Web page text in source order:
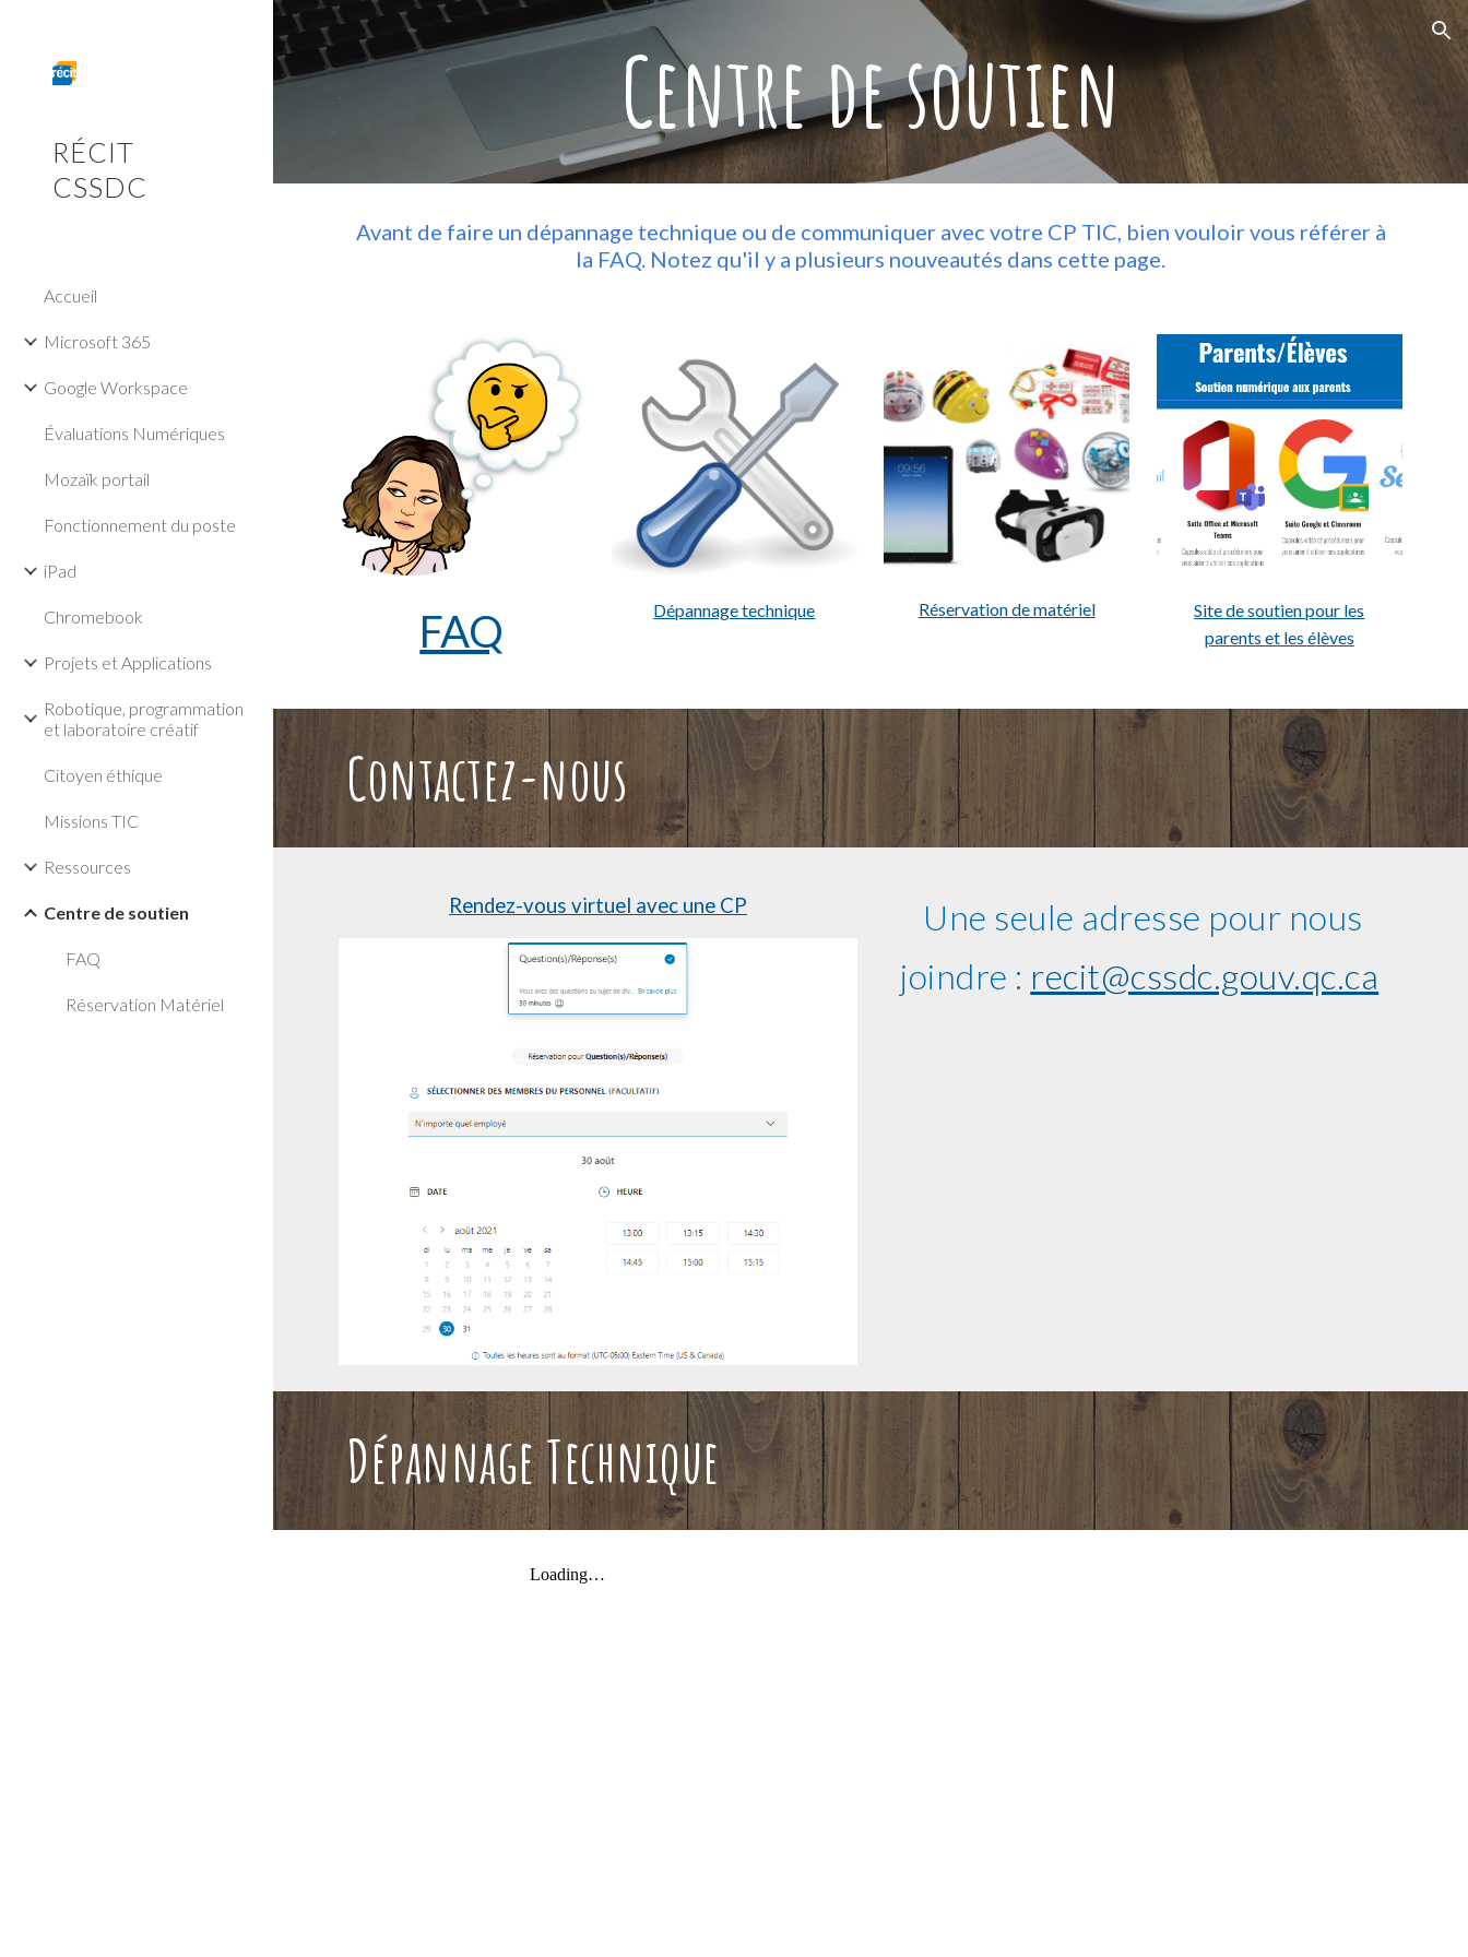
Skip to main content Skip to navigation
RÉCIT
CSSDC
Accueil
Microsoft 365
Google Workspace
Évaluations Numériques
Mozaïk portail
Fonctionnement du poste
iPad
Chromebook
Projets et Applications
Robotique, programmation
et laboratoire créatif
Citoyen éthique
Missions TIC
Ressources
Centre de soutien
FAQ
Réservation Matériel
Centre de soutien
Avant de faire un dépannage technique ou de communiquer avec votre CP TIC, bien vouloir vous référer à
la FAQ. Notez qu'il y a plusieurs nouveautés dans cette page.
FAQ Dépannage technique Réservation de matériel
Site de soutien pour les
parents et les élèves
Contactez-nous
Rendez-vous virtuel avec une CP
Une seule adresse pour nous
joindre : recit@cssdc.gouv.qc.ca
Dépannage Technique